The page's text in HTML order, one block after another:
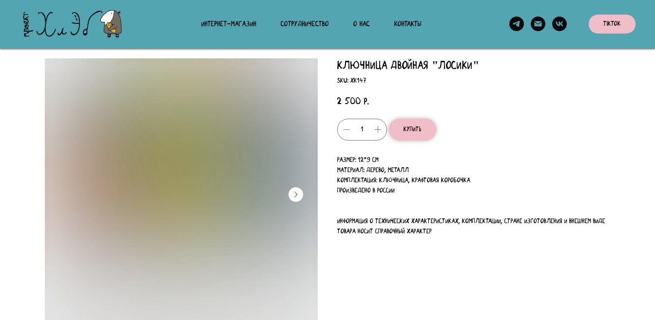
ИНТЕРНЕТ-МАГАЗИН СОТРУДНИЧЕСТВО О НАС КОНТАКТЫ TikTok
ключница двойная "Лосики"
SKU: ХК147
2 500 р.
Купить
Размер: 12*9 см
Материал: дерево, металл
Комплектация: ключница, крафтовая коробочка
Произведено в России
Информация о технических характеристиках, комплектации, стране изготовления и внешнем виде
товара носит справочный характер